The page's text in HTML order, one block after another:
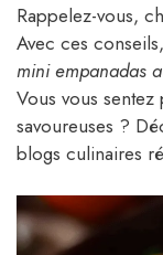
Rappelez-vous,
Avec ces
mini empanadas
Vous vous sentez
savoureuses ?
blogs culinaires